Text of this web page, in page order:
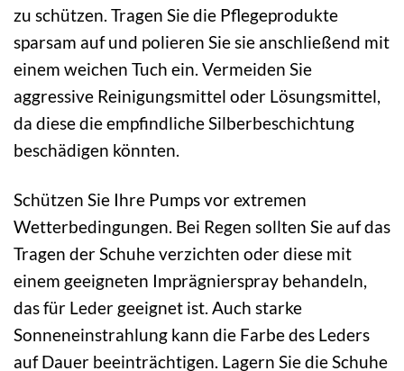
zu schützen. Tragen Sie die Pflegeprodukte
sparsam auf und polieren Sie sie anschließend mit
einem weichen Tuch ein. Vermeiden Sie
aggressive Reinigungsmittel oder Lösungsmittel,
da diese die empfindliche Silberbeschichtung
beschädigen könnten.
Schützen Sie Ihre Pumps vor extremen
Wetterbedingungen. Bei Regen sollten Sie auf das
Tragen der Schuhe verzichten oder diese mit
einem geeigneten Imprägnierspray behandeln,
das für Leder geeignet ist. Auch starke
Sonneneinstrahlung kann die Farbe des Leders
auf Dauer beeinträchtigen. Lagern Sie die Schuhe